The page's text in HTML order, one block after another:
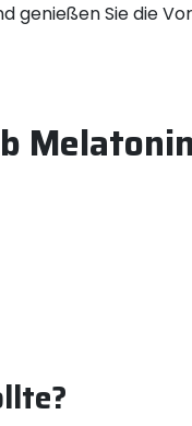
genießen Sie die